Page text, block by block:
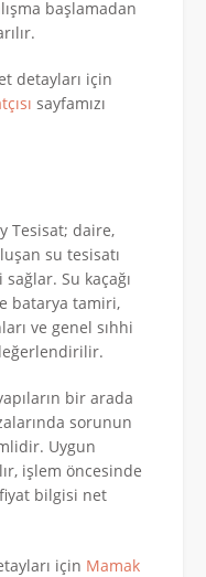
başlamadan
detayları için
sayfamızı
Tesisat; daire,
su tesisatı
Su kaçağı
batarya tamiri,
ve genel sıhhi
bir arada
sorunun
Uygun
işlem öncesinde
fiyat bilgisi net
için Mamak